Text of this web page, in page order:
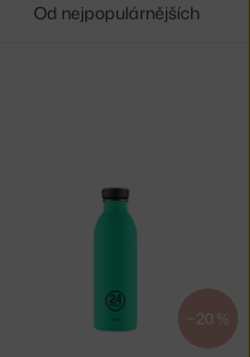
Od nejpopulárnějších
−20 %